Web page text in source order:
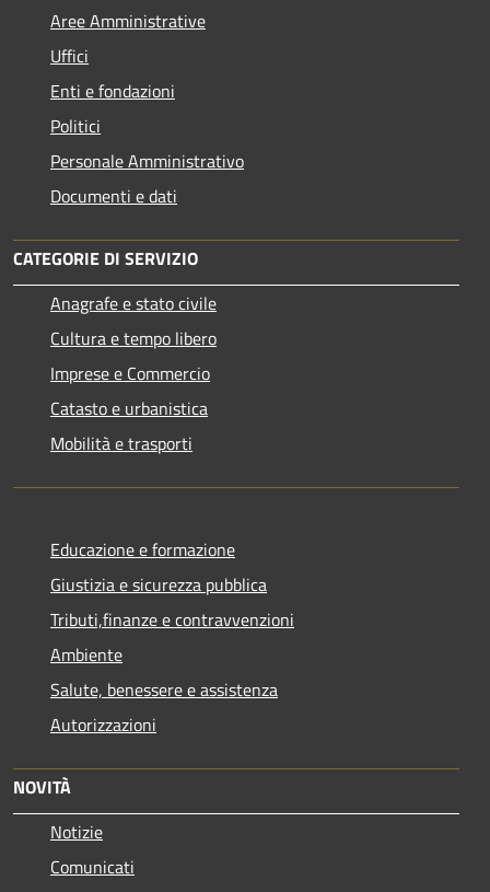
Aree Amministrative
Uffici
Enti e fondazioni
Politici
Personale Amministrativo
Documenti e dati
CATEGORIE DI SERVIZIO
Anagrafe e stato civile
Cultura e tempo libero
Imprese e Commercio
Catasto e urbanistica
Mobilità e trasporti
Educazione e formazione
Giustizia e sicurezza pubblica
Tributi,finanze e contravvenzioni
Ambiente
Salute, benessere e assistenza
Autorizzazioni
NOVITÀ
Notizie
Comunicati